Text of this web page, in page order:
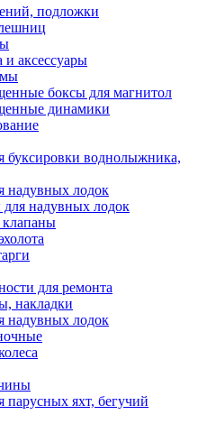
подложки
и аксессуары
боксы для магнитол
динамики
буксировки воднолыжника,
надувных лодок
для надувных лодок
для ремонта
накладки
надувных лодок
парусных яхт, бегучий